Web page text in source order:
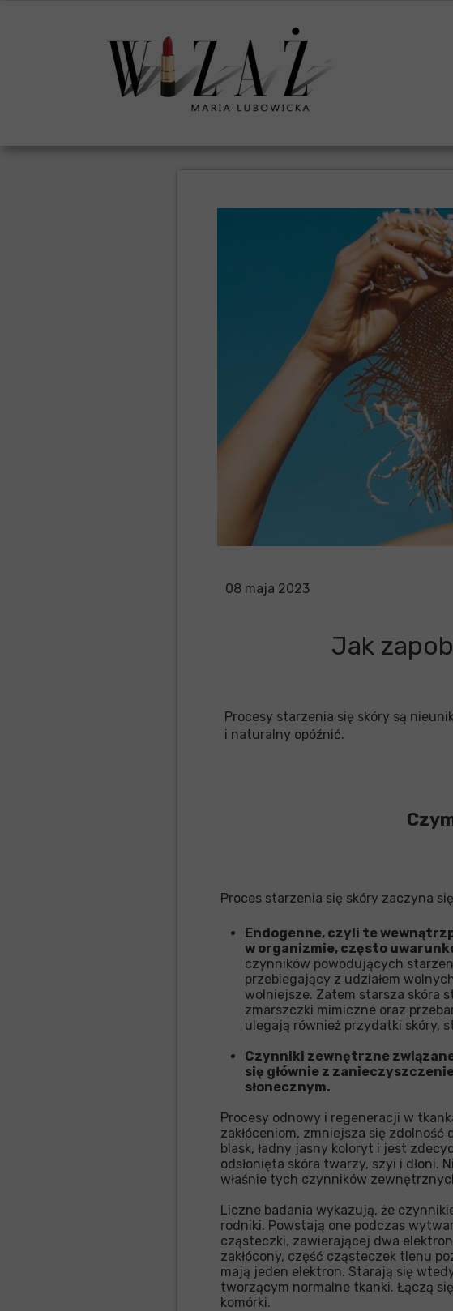
Jak
08 maja 2023
Procesy starzenia się skóry są
i naturalny opóźnić.
Proces starzenia się skóry zaczyna
Endogenne, czyli te
w organizmie, często
czynników powodujących
przebiegający z udziałem
wolniejsze. Zatem starsza skóra
zmarszczki mimiczne oraz
ulegają również przydatki skóry,
Czynniki zewnętrzne
się głównie z
słonecznym.
Procesy odnowy i regeneracji w
zakłóceniom, zmniejsza się
blask, ładny jasny koloryt i jest
odsłonięta skóra twarzy, szyi i dłoni.
właśnie tych czynników
Liczne badania wykazują, że
rodniki. Powstają one podczas
cząsteczki, zawierającej dwa
zakłócony, część cząsteczek tlenu
mają jeden elektron. Starają się
tworzącym normalne tkanki. Łączą
komórki.